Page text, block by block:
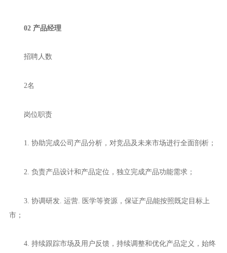
02 产品经理
招聘人数
2名
岗位职责
1. 协助完成公司产品分析，对竞品及未来市场进行全面剖析；
2. 负责产品设计和产品定位，独立完成产品功能需求；
3. 协调研发. 运营. 医学等资源，保证产品能按照既定目标上
市；
4. 持续跟踪市场及用户反馈，持续调整和优化产品定义，始终